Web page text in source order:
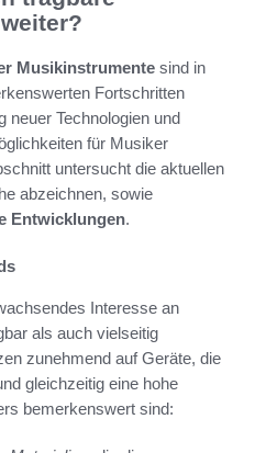
Musikinstrumente sind in
Fortschritten
neuer Technologien und
für Musiker
untersucht die aktuellen
abzeichnen, sowie
Entwicklungen.
Interesse an
als auch vielseitig
zunehmend auf Geräte, die
gleichzeitig eine hohe
bemerkenswert sind: